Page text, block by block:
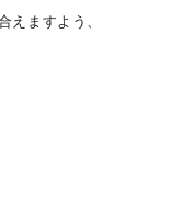
えますよう、